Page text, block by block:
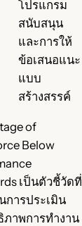
โปรแกรม
สนับสนุน
และการให้
ข้อเสนอแนะ
แบบ
สร้างสรรค์
of
Below
เป็นตัวชี้วัดที่
การประเมิน
ภาพการทำงาน